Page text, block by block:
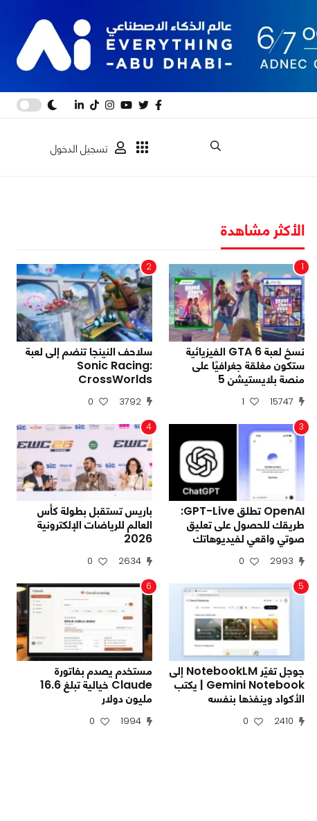
تسجيل الدخول
الأكثر مشاهدة
1
نسخ لعبة GTA 6 الفيزيائية
ستكون مغلقة جغرافيًا على
منصة بلايستيشن 5
15747
1
2
سلاحف النينجا تنضم إلى لعبة
Sonic Racing:
CrossWorlds
3792
0
3
OpenAI تطلق GPT-Live:
طريقك للحصول على تعليق
صوتي واقعي لفيديوهاتك
2993
0
4
باريس تستقبل بطولة كأس
العالم للرياضات الإلكترونية
2026
2634
0
5
جوجل تغيّر NotebookLM إلى
Gemini Notebook | يكتب
الأكواد وينفذها بنفسه
2410
0
6
مستخدم يصدم بفاتورة
Claude خيالية تبلغ 16.6
مليون دولار
1994
0